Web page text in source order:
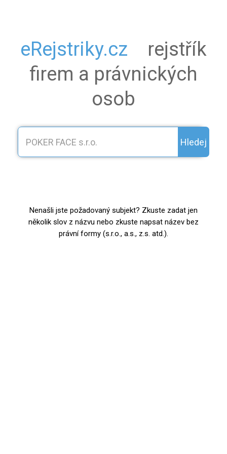
eRejstriky.cz
rejstřík
firem a právnických
osob
Hledej
Nenašli jste požadovaný subjekt? Zkuste zadat jen
několik slov z názvu nebo zkuste napsat název bez
právní formy (s.r.o., a.s., z.s. atd.).